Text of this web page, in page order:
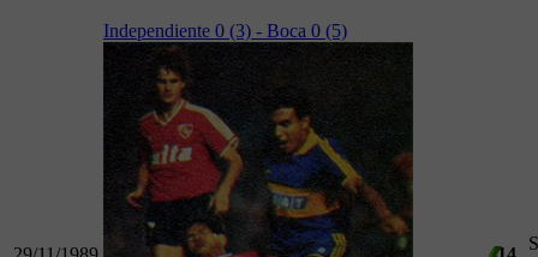
Independiente 0 (3) - Boca 0 (5)